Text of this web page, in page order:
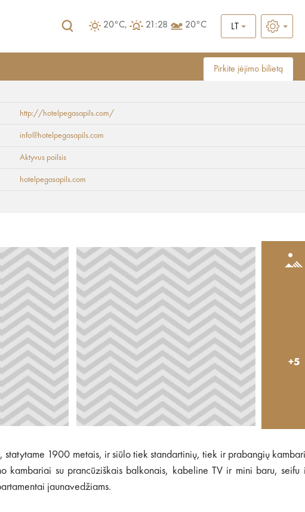
20°C, 21:28 20°C LT
Pirkite įėjimo bilietą
http://hotelpegasapils.com/
info@hotelpegasapils.com
Aktyvus poilsis
hotelpegasapils.com
+5
statytame 1900 metais, ir siūlo tiek standartinių, tiek ir prabangių
kambariai su prancūziškais balkonais, kabeline TV ir mini baru, seifu
jaunavedžiams.